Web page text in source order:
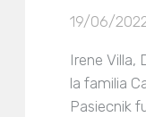
19/06/
Irene Villa,
la familia
Pasiecnik